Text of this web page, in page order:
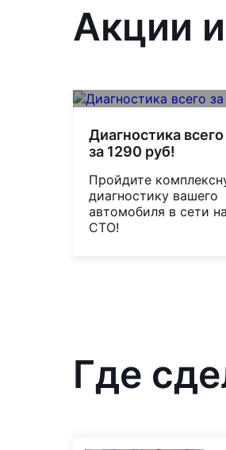
Акции
Диагностика всего
за 1290 руб!
Пройдите
диагностику вашего
автомобиля в сети
СТО!
Где